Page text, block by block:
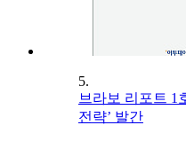
5.
브라보 리포트 1
전략’ 발간